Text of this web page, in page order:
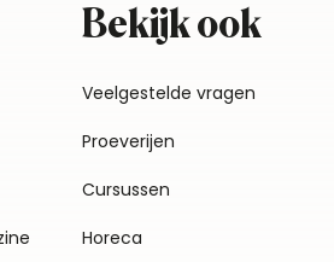
Bekijk ook
Veelgestelde vragen
Proeverijen
Cursussen
Horeca